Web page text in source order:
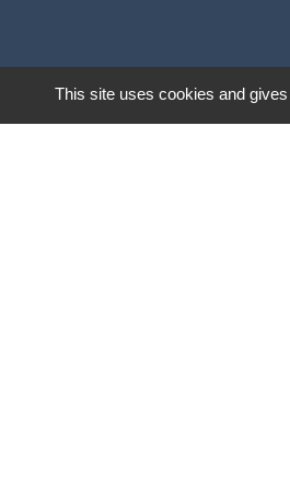
This site uses cookies and